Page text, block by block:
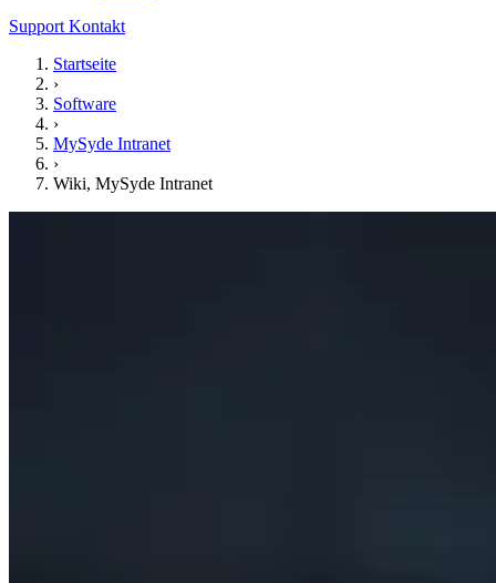
Support Kontakt
Startseite
›
Software
›
MySyde Intranet
›
Wiki, MySyde Intranet